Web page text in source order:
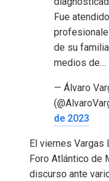
Fue
de su
medios de…
— Álvaro
de 2023
El viernes Vargas
Foro Atlántico de
discurso ante